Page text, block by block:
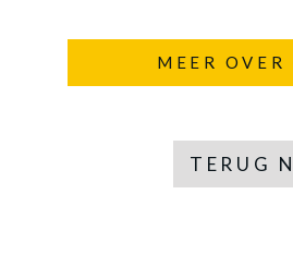
MEER
TERUG